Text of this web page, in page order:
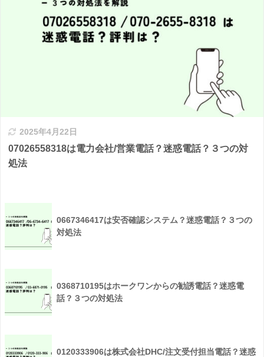
2025年4月22日
07026558318は電力会社/営業電話？迷惑電話？３つの対
処法
0667346417は安否確認システム？迷惑電話？３つの
対処法
0368710195はホークワンからの勧誘電話？迷惑電
話？３つの対処法
0120333906は株式会社DHC/注文受付担当電話？迷惑